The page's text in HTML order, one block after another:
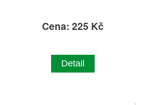
Cena: 225 Kč
Detail